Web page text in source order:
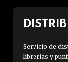
Servicio de
librerías y